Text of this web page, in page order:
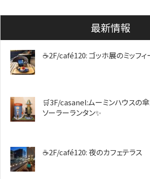
最新情報
☕2F/café120: ゴッホ展のミッフ
🛒3F/casanel:ムーミンハウスの
ソーラーランタン✨️
☕2F/café120: 夜のカフェテラス